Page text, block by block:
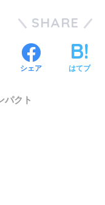
SHARE
シェア はてブ
パクト